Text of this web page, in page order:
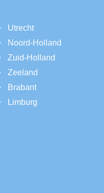
Utrecht
Noord-Holland
Zuid-Holland
Zeeland
Brabant
Limburg